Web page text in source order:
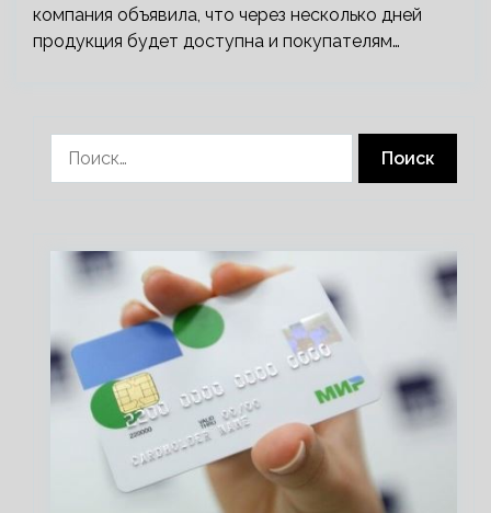
компания объявила, что через несколько дней
продукция будет доступна и покупателям…